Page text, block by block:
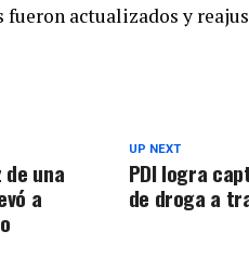
fueron actualizados y
UP NEXT
PDI logra
de droga a
una
a